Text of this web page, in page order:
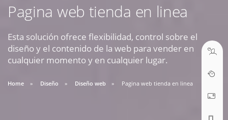
Pagina web tienda en linea
Esta solución ofrece flexibilidad, control sobre el
diseño y el contenido de la web para vender en
cualquier momento y en cualquier lugar.
Home Diseño Diseño web Pagina web tienda en linea
09:30 AM A 18:30 PM
soporte@webseo.cl
ABRIR TICKET